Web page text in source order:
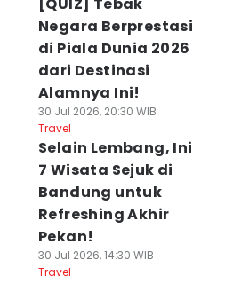
Negara Berprestasi
di Piala Dunia 2026
dari Destinasi
Alamnya Ini!
30 Jul 2026, 20:30 WIB
Travel
Selain Lembang, Ini
7 Wisata Sejuk di
Bandung untuk
Refreshing Akhir
Pekan!
30 Jul 2026, 14:30 WIB
Travel